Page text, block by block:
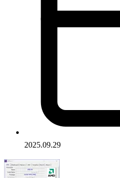
2025.09.29